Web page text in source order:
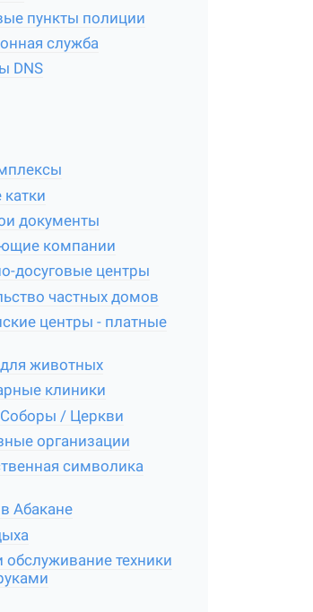
пункты полиции
служба
DNS
документы
компании
досуговые центры
частных домов
центры - платные
животных
клиники
/ Церкви
организации
символика
Абакане
обслуживание техники